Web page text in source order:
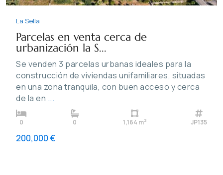
La Sella
Parcelas en venta cerca de
urbanización la S...
Se venden 3 parcelas urbanas ideales para la
construcción de viviendas unifamiliares, situadas
en una zona tranquila, con buen acceso y cerca
de la en ...
0 0 1,164 m2 JP135
200,000 €